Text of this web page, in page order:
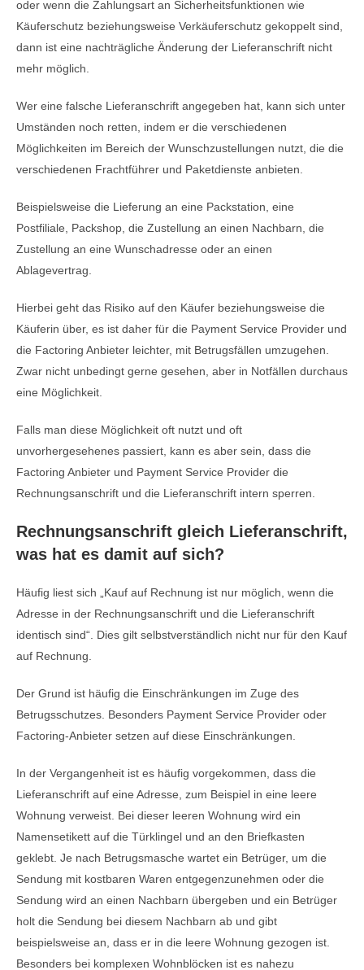
oder wenn die Zahlungsart an Sicherheitsfunktionen wie
Käuferschutz beziehungsweise Verkäuferschutz gekoppelt sind,
dann ist eine nachträgliche Änderung der Lieferanschrift nicht
mehr möglich.
Wer eine falsche Lieferanschrift angegeben hat, kann sich unter
Umständen noch retten, indem er die verschiedenen
Möglichkeiten im Bereich der Wunschzustellungen nutzt, die die
verschiedenen Frachtführer und Paketdienste anbieten.
Beispielsweise die Lieferung an eine Packstation, eine
Postfiliale, Packshop, die Zustellung an einen Nachbarn, die
Zustellung an eine Wunschadresse oder an einen
Ablagevertrag.
Hierbei geht das Risiko auf den Käufer beziehungsweise die
Käuferin über, es ist daher für die Payment Service Provider und
die Factoring Anbieter leichter, mit Betrugsfällen umzugehen.
Zwar nicht unbedingt gerne gesehen, aber in Notfällen durchaus
eine Möglichkeit.
Falls man diese Möglichkeit oft nutzt und oft
unvorhergesehenes passiert, kann es aber sein, dass die
Factoring Anbieter und Payment Service Provider die
Rechnungsanschrift und die Lieferanschrift intern sperren.
Rechnungsanschrift gleich Lieferanschrift,
was hat es damit auf sich?
Häufig liest sich „Kauf auf Rechnung ist nur möglich, wenn die
Adresse in der Rechnungsanschrift und die Lieferanschrift
identisch sind“. Dies gilt selbstverständlich nicht nur für den Kauf
auf Rechnung.
Der Grund ist häufig die Einschränkungen im Zuge des
Betrugsschutzes. Besonders Payment Service Provider oder
Factoring-Anbieter setzen auf diese Einschränkungen.
In der Vergangenheit ist es häufig vorgekommen, dass die
Lieferanschrift auf eine Adresse, zum Beispiel in eine leere
Wohnung verweist. Bei dieser leeren Wohnung wird ein
Namensetikett auf die Türklingel und an den Briefkasten
geklebt. Je nach Betrugsmasche wartet ein Betrüger, um die
Sendung mit kostbaren Waren entgegenzunehmen oder die
Sendung wird an einen Nachbarn übergeben und ein Betrüger
holt die Sendung bei diesem Nachbarn ab und gibt
beispielsweise an, dass er in die leere Wohnung gezogen ist.
Besonders bei komplexen Wohnblöcken ist es nahezu